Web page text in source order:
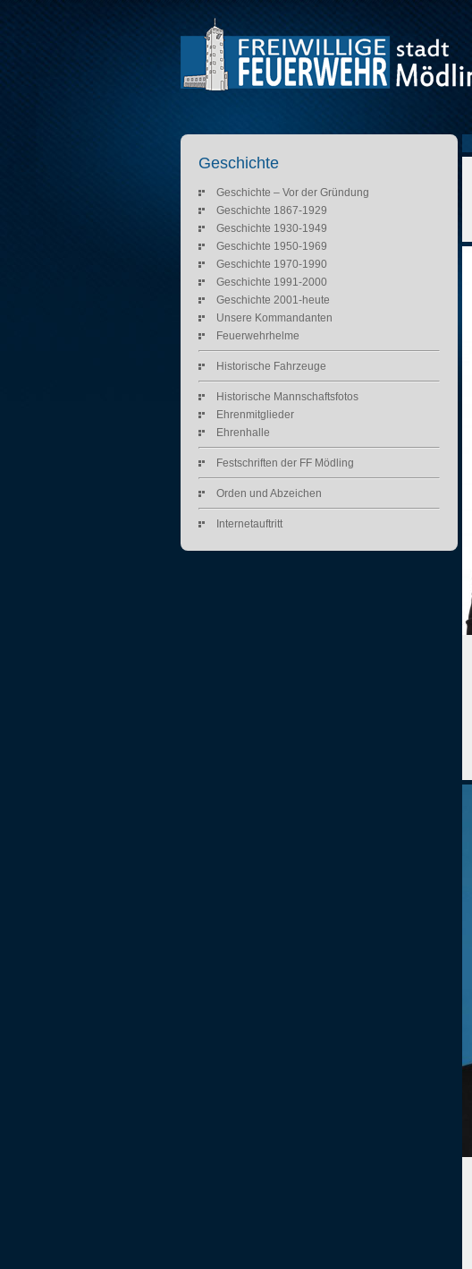
Geschichte
Geschichte – Vor der Gründung
Geschichte 1867-1929
Geschichte 1930-1949
Geschichte 1950-1969
Geschichte 1970-1990
Geschichte 1991-2000
Geschichte 2001-heute
Unsere Kommandanten
Feuerwehrhelme
Historische Fahrzeuge
Historische Mannschaftsfotos
Ehrenmitglieder
Ehrenhalle
Festschriften der FF Mödling
Orden und Abzeichen
Internetauftritt